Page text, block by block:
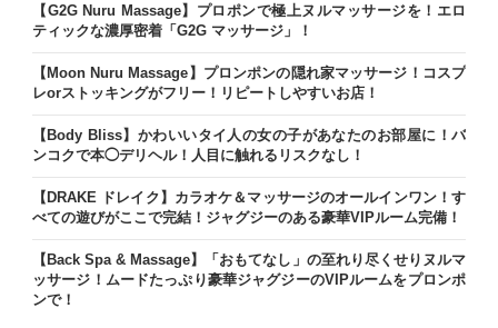
【G2G Nuru Massage】プロポンで極上ヌルマッサージを！エロ
ティックな濃厚密着「G2G マッサージ」！
【Moon Nuru Massage】プロンポンの隠れ家マッサージ！コスプ
レorストッキングがフリー！リピートしやすいお店！
【Body Bliss】かわいいタイ人の女の子があなたのお部屋に！バ
ンコクで本◯デリヘル！人目に触れるリスクなし！
【DRAKE ドレイク】カラオケ＆マッサージのオールインワン！す
べての遊びがここで完結！ジャグジーのある豪華VIPルーム完備！
【Back Spa & Massage】「おもてなし」の至れり尽くせりヌルマ
ッサージ！ムードたっぷり豪華ジャグジーのVIPルームをプロンポ
ンで！